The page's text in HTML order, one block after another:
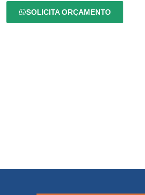
SOLICITA ORÇAMENTO